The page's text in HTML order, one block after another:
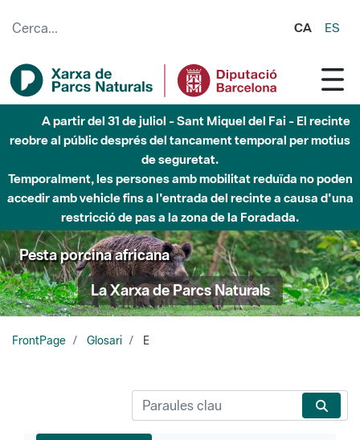
CA ES
A partir del 31 de juliol - Sant Miquel del Fai - El recinte
reobre al públic després del tancament temporal per motius
de seguretat.
Temporalment, les persones amb mobilitat reduïda no poden
accedir amb vehicle fins a l'entrada del recinte a causa d'una
restricció de pas a la zona de la Foradada.
Pesta porcina africana
La Xarxa de Parcs Naturals
FrontPage Glosari E